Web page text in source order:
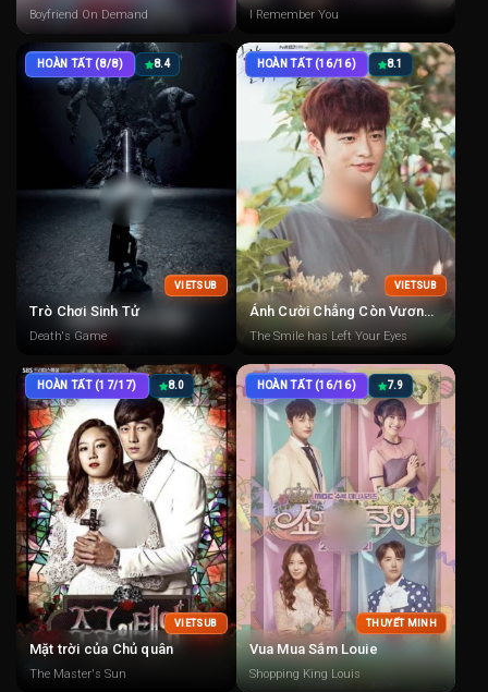
Boyfriend On Demand I Remember You
HOÀN TẤT (8/8) 8.4
VIETSUB
Trò Chơi Sinh Tử
Death's Game
HOÀN TẤT (16/16) 8.1
VIETSUB
Ánh Cười Chẳng Còn Vương Mắt Em
The Smile has Left Your Eyes
HOÀN TẤT (17/17) 8.0
VIETSUB
Mặt trời của Chủ quân
The Master's Sun
HOÀN TẤT (16/16) 7.9
THUYẾT MINH
Vua Mua Sắm Louie
Shopping King Louis